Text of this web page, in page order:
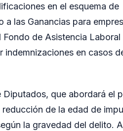
en el esquema de
las Ganancias para
de Asistencia Laboral
en casos
Diputados, que abordará el
de la edad de
la gravedad del delito.